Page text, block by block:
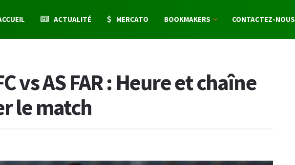
ACTUALITÉ MERCATO BOOKMAKERS CONTACTEZ-NOUS
vs AS FAR : Heure et chaîne
le match